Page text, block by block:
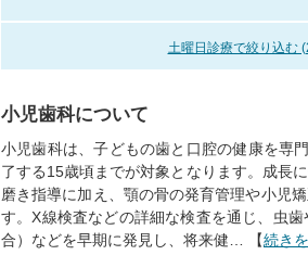
土曜日診療で絞り込む
小児歯科について
小児歯科は、子どもの歯と口腔の健康を専
了する15歳頃までが対象となります。成長
磨き指導に加え、顎の骨の発育管理や小児
す。X線検査などの詳細な検査を通じ、虫
合）などを早期に発見し、将来健… 【続き